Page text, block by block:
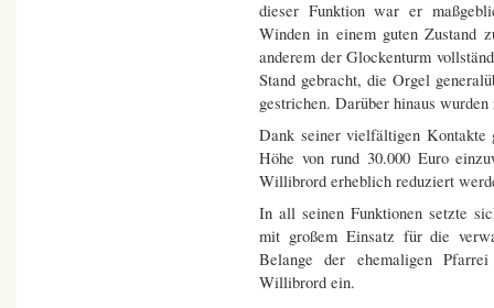
dieser Funktion war er
Winden in einem guten Zustand
anderem der Glockenturm
Stand gebracht, die Orgel
gestrichen. Darüber hinaus
Dank seiner vielfältigen Kontakte
Höhe von rund 30.000 Euro
Willibrord erheblich reduziert
In all seinen Funktionen setzte
mit großem Einsatz für die
Belange der ehemaligen
Willibrord ein.